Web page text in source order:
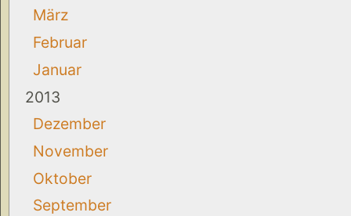
März
Februar
Januar
2013
Dezember
November
Oktober
September